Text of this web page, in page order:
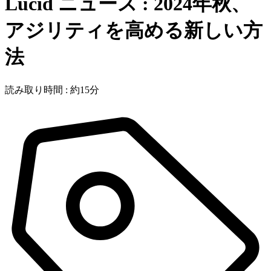
アジリティを高める新しい方
法
読み取り時間 : 約15分